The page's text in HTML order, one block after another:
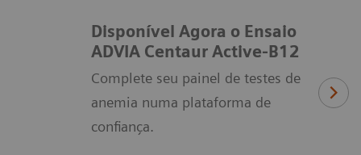
Disponível Agora o Ensaio
ADVIA Centaur Active-B12
Complete seu painel de testes de
anemia numa plataforma de
confiança.